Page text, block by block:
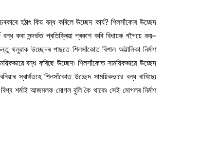
হঠাৎ কিয় বন্ধ কৰিলে উচ্ছেদ কাৰ্য? শিলসাঁকোৰ উচ্ছেদ
কৰা সন্দৰ্ভত প্ৰতিক্ৰিয়া প্ৰকাশ কৰি বিধায়ক গগৈয়ে কয়–
থলুৱাক উচ্ছেদৰ পাছতে শিলসাঁকোত বিশাল অট্টালিকা নিৰ্মাণ
বন্ধ কৰিছে উচ্ছেদ৷ শিলসাঁকোত সাময়িকভাৱে উচ্ছেদ
স্বাৰ্থতহে শিলসাঁকোত উচ্ছেদ সাময়িকভাৱে বন্ধ ৰাখিছে৷
বিশ্ব শৰ্মাই আজমলক মোগল বুলি কৈ থাকে৷ সেই মোগলৰ নিৰ্মাণ